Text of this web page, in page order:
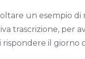
un esempio di
trascrizione, per
il giorno